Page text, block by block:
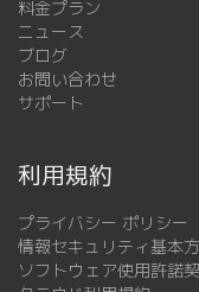
料金プラン
ニュース
ブログ
お問い合わせ
サポート
利用規約
プライバシー ポリシー
情報セキュリティ基本
ソフトウェア使用許諾